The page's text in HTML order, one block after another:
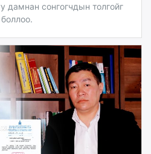
дамнан сонгогчдын толгойг